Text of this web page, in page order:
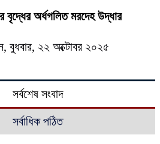
বৃদ্ধের অর্ধগলিত মরদেহ উদ্ধার
বুধবার, ২২ অক্টোবর ২০২৫
সর্বশেষ সংবাদ
সর্বাধিক পঠিত